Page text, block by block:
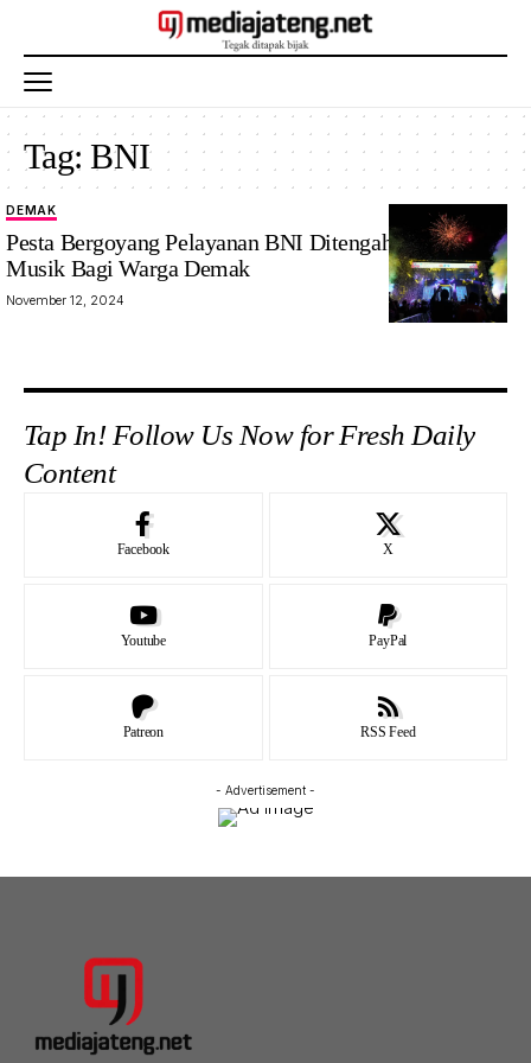
Tag:BNI
Goyang
dangdut pop
di Pesta
Bergoyang
Wahyu/
Mediajateng.net
DEMAK
Pesta Bergoyang Pelayanan BNI Ditengah Gebyar
Musik Bagi Warga Demak
November 12, 2024
Tap In! Follow Us Now for Fresh Daily
Content
Facebook X
Youtube PayPal
Patreon RSS Feed
- Advertisement -